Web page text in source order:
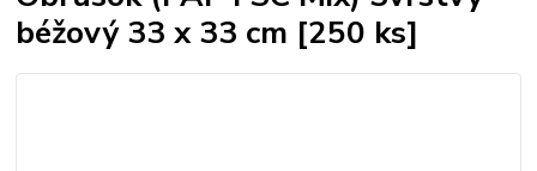
béžový 33 x 33 cm [250 ks]